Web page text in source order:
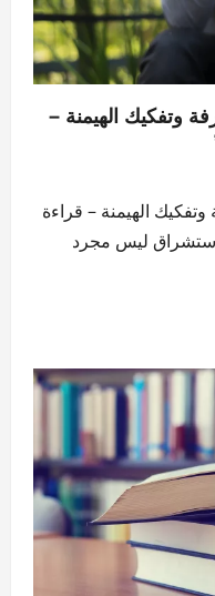
وتفكيك الهيمنة –
الهيمنة – قراءة
ليس مجرد